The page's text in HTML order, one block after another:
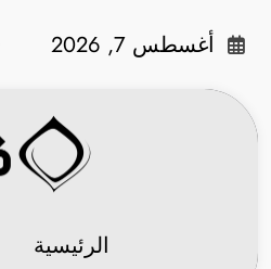
أغسطس 7, 2026
الرئيسية